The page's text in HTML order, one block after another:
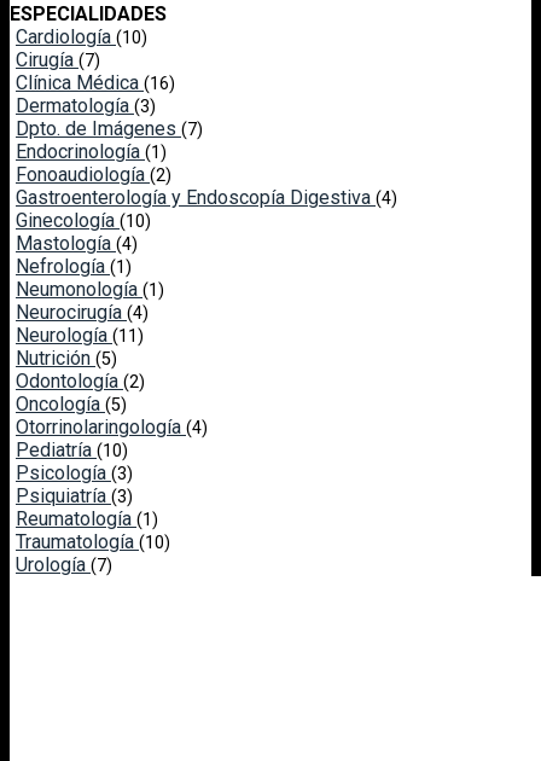
ESPECIALIDADES
Cardiología (10)
Cirugía (7)
Clínica Médica (16)
Dermatología (3)
Dpto. de Imágenes (7)
Endocrinología (1)
Fonoaudiología (2)
Gastroenterología y Endoscopía Digestiva (4)
Ginecología (10)
Mastología (4)
Nefrología (1)
Neumonología (1)
Neurocirugía (4)
Neurología (11)
Nutrición (5)
Odontología (2)
Oncología (5)
Otorrinolaringología (4)
Pediatría (10)
Psicología (3)
Psiquiatría (3)
Reumatología (1)
Traumatología (10)
Urología (7)